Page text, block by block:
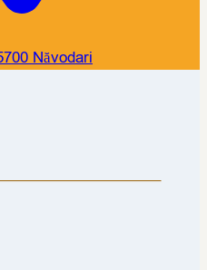
Năvodari